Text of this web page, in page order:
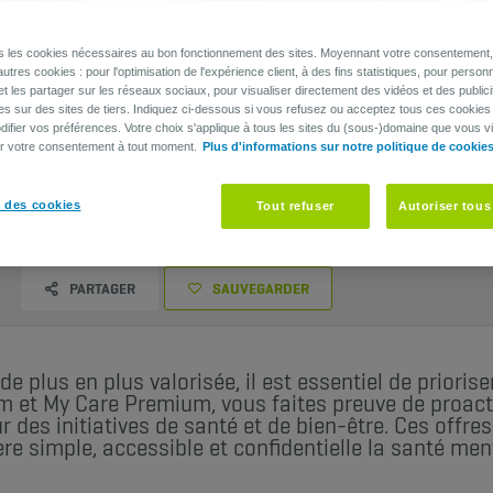
de vos employés avec My Mind
PARTAGER SAUVEGARDER
plus en plus valorisée, il est essentiel de
et My Care Premium, vous faites preuve de
des initiatives de santé et de bien-être. Ces
simple, accessible et confidentielle la santé
les cookies nécessaires au bon fonctionnement des sites. Moyennant votre
cookies : pour l'optimisation de l'expérience client, à des fins statistiques, pour
les partager sur les réseaux sociaux, pour visualiser directement des vidéos et des
sur des sites de tiers. Indiquez ci-dessous si vous refusez ou acceptez tous ces cookies
vos préférences. Votre choix s'applique à tous les sites du (sous-)domaine que vous
votre consentement à tout moment.
Plus d'informations sur notre politique de cookies
des cookies Tout refuser Autoriser tous